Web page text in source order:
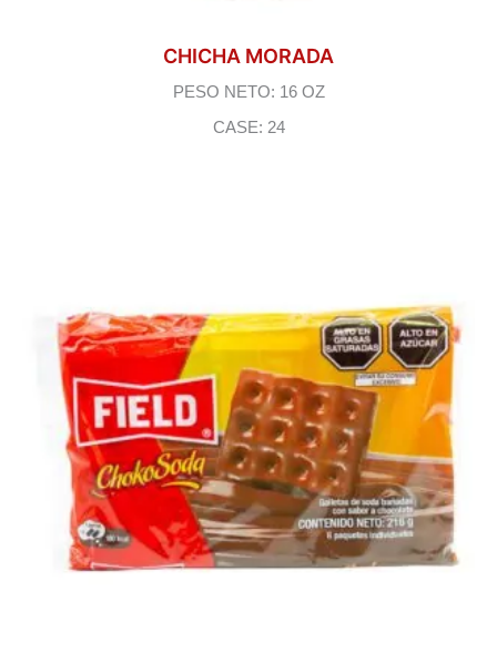
CHICHA MORADA
PESO NETO: 16 OZ
CASE: 24